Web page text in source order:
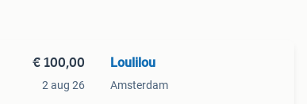
€ 100,00
2 aug 26
Loulilou
Amsterdam